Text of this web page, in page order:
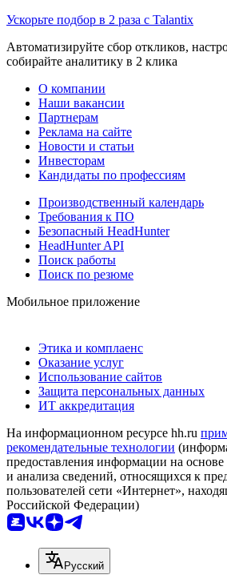
Ускорьте подбор в 2 раза с Talantix
Автоматизируйте сбор откликов,
собирайте аналитику в 2 клика
О компании
Наши вакансии
Партнерам
Реклама на сайте
Новости и статьи
Инвесторам
Кандидаты по профессиям
Производственный календарь
Требования к ПО
Безопасный HeadHunter
HeadHunter API
Поиск работы
Поиск по резюме
Мобильное приложение
Этика и комплаенс
Оказание услуг
Использование сайтов
Защита персональных данных
ИТ аккредитация
На информационном ресурсе hh.ru
рекомендательные технологии
предоставления информации на основе
и анализа сведений, относящихся к
пользователей сети «Интернет»,
Российской Федерации)
Русский